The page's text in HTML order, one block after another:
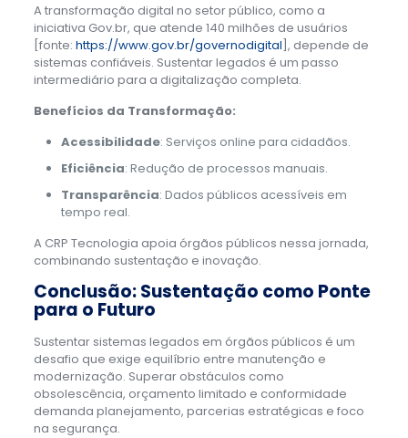
A transformação digital no setor público, como a
iniciativa Gov.br, que atende 140 milhões de usuários
[fonte: https://www.gov.br/governodigital], depende de
sistemas confiáveis. Sustentar legados é um passo
intermediário para a digitalização completa.
Benefícios da Transformação:
Acessibilidade: Serviços online para cidadãos.
Eficiência: Redução de processos manuais.
Transparência: Dados públicos acessíveis em
tempo real.
A CRP Tecnologia apoia órgãos públicos nessa jornada,
combinando sustentação e inovação.
Conclusão: Sustentação como Ponte
para o Futuro
Sustentar sistemas legados em órgãos públicos é um
desafio que exige equilíbrio entre manutenção e
modernização. Superar obstáculos como
obsolescência, orçamento limitado e conformidade
demanda planejamento, parcerias estratégicas e foco
na segurança.